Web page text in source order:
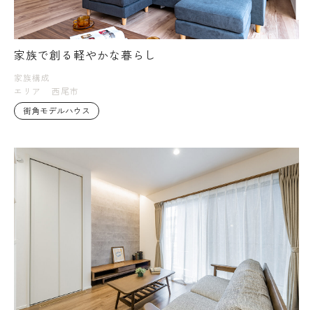
家族で創る軽やかな暮らし
家族構成
エリア
西尾市
街角モデルハウス